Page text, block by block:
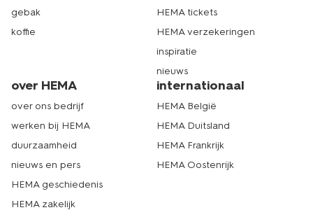
gebak
koffie
HEMA tickets
HEMA verzekeringen
inspiratie
nieuws
over HEMA
over ons bedrijf
werken bij HEMA
duurzaamheid
nieuws en pers
HEMA geschiedenis
HEMA zakelijk
internationaal
HEMA België
HEMA Duitsland
HEMA Frankrijk
HEMA Oostenrijk